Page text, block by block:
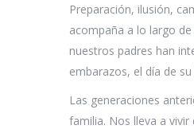
Preparación, ilusión,
acompaña a lo largo
nuestros padres han
embarazos, el día de
Las generaciones
familia. Nos lleva a